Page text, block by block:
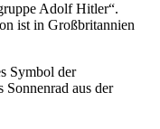
Adolf Hitler“.
ist in Großbritannien
Symbol der
Sonnenrad aus der